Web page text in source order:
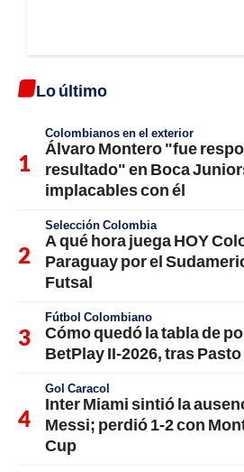
Lo último
Colombianos en el exterior
Álvaro Montero "fue
resultado" en Boca
implacables con él
Selección Colombia
A qué hora juega HOY
Paraguay por el
Futsal
Fútbol Colombiano
Cómo quedó la tabla de
BetPlay II-2026, tras Pasto
Gol Caracol
Inter Miami sintió la
Messi; perdió 1-2 con
Cup